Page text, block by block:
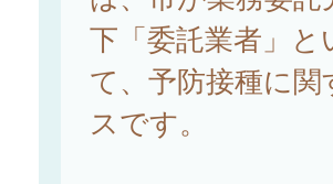
下「委託業者」
て、予防接種に
スです。